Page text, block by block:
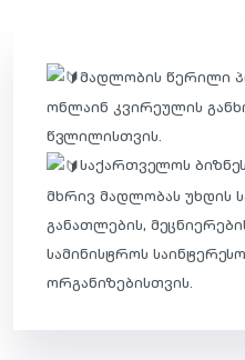
მადლობის წერილი
ონლაინ კვირეულის
წვლილისთვის.
საქართველოს
მხრივ მადლობას უხდის
განათლების,
სამინისტროს
ორგანიზებისთვის.